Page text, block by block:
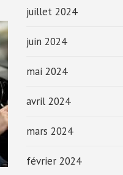
juillet 2024
juin 2024
mai 2024
avril 2024
mars 2024
février 2024